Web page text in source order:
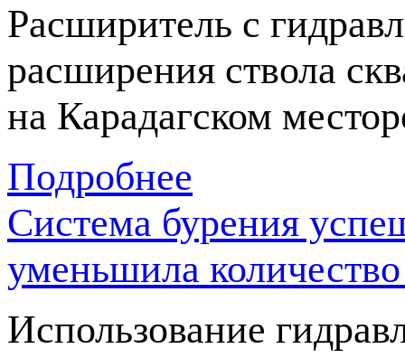
Расширитель с
расширения ствола
на Карадагском
Подробнее
Система бурения
уменьшила
Использование